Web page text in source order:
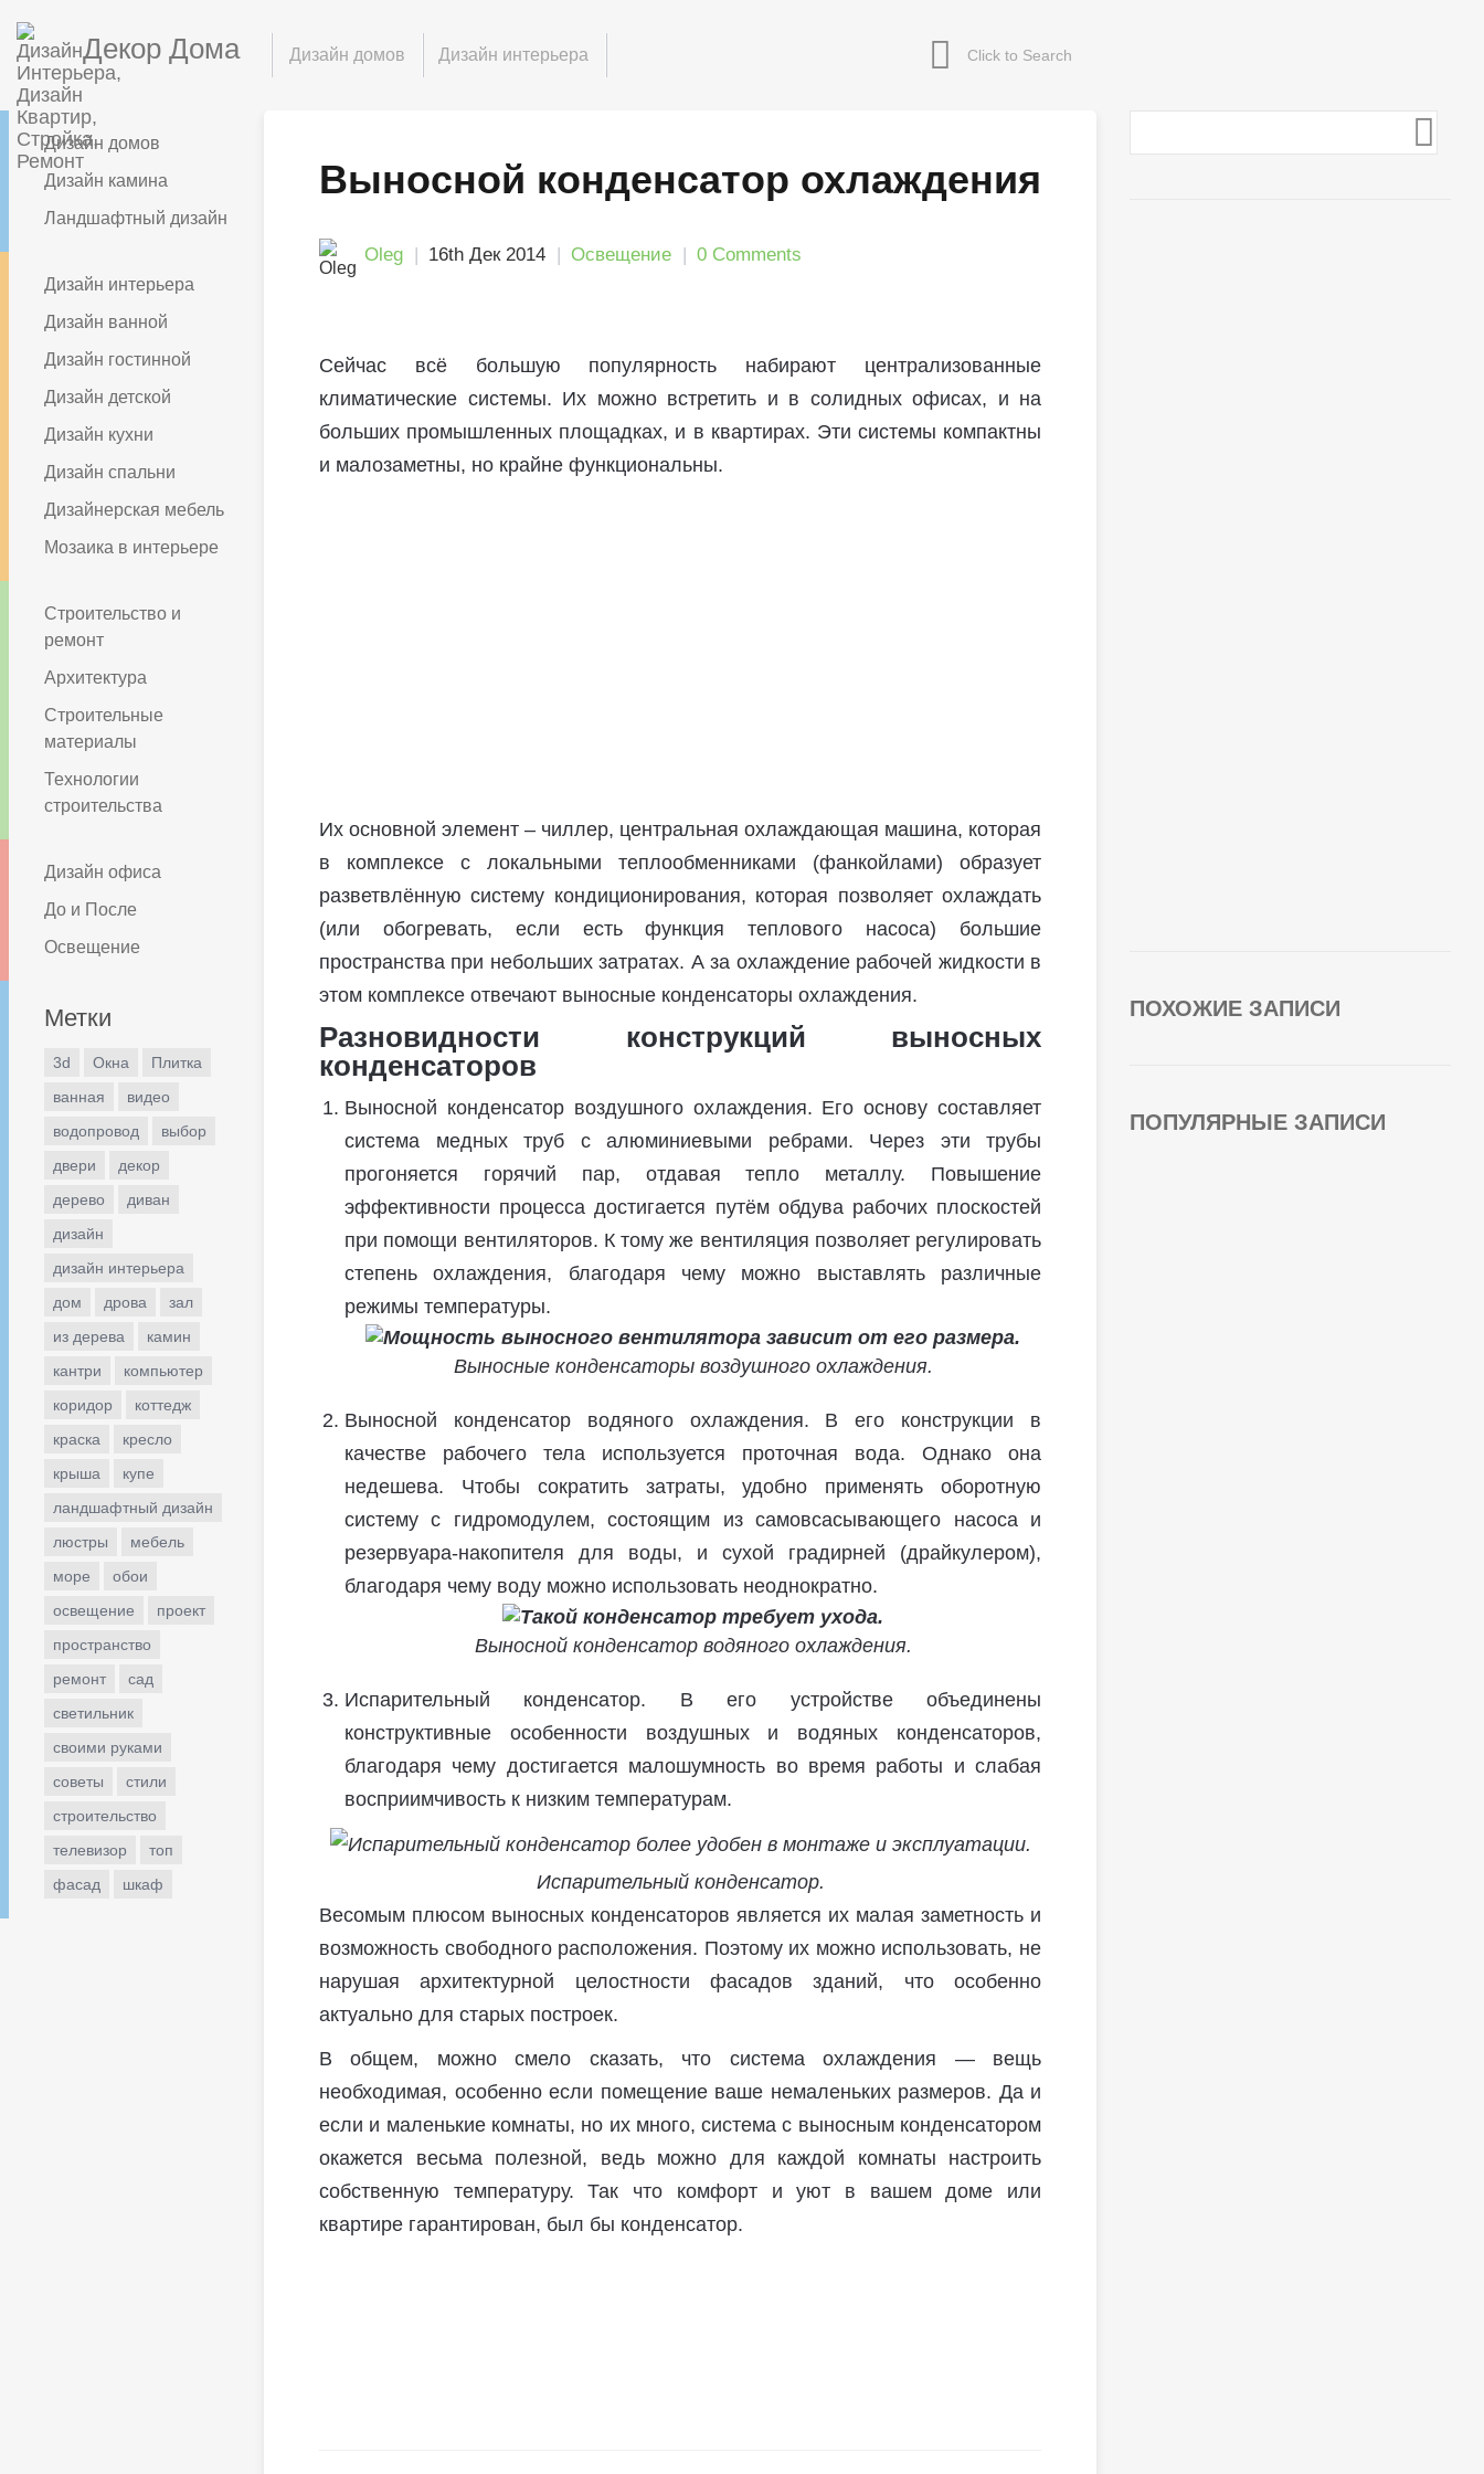
Декор Дома Дизайн домов Дизайн интерьера
Дизайн домов
Дизайн камина
Ландшафтный дизайн
Дизайн интерьера
Дизайн ванной
Дизайн гостинной
Дизайн детской
Дизайн кухни
Дизайн спальни
Дизайнерская мебель
Мозаика в интерьере
Строительство и
ремонт
Архитектура
Строительные
материалы
Технологии
строительства
Дизайн офиса
До и После
Освещение
Метки
3d Окна
Плитка
ванная
видео
водопровод
выбор
двери
декор
дерево
диван
дизайн
дизайн интерьера
дом
дрова
зал
из дерева
камин
кантри
компьютер
коридор
коттедж
краска
кресло
крыша
купе
ландшафтный дизайн
люстры
мебель
море
обои
освещение
проект
пространство
ремонт
сад
светильник
своими руками
советы
стили
строительство
телевизор
топ
фасад
шкаф
Выносной конденсатор охлаждения
Oleg 16th Дек 2014 Освещение 0 Comments
Сейчас всё большую популярность набирают централизованные
климатические системы. Их можно встретить и в солидных офисах, и на
больших промышленных площадках, и в квартирах. Эти системы компактны
и малозаметны, но крайне функциональны.
Их основной элемент – чиллер, центральная охлаждающая машина, которая
в комплексе с локальными теплообменниками (фанкойлами) образует
разветвлённую систему кондиционирования, которая позволяет охлаждать
(или обогревать, если есть функция теплового насоса) большие
пространства при небольших затратах. А за охлаждение рабочей жидкости в
этом комплексе отвечают выносные конденсаторы охлаждения.
Разновидности конструкций выносных
конденсаторов
Выносной конденсатор воздушного охлаждения. Его основу составляет
система медных труб с алюминиевыми ребрами. Через эти трубы
прогоняется горячий пар, отдавая тепло металлу. Повышение
эффективности процесса достигается путём обдува рабочих плоскостей
при помощи вентиляторов. К тому же вентиляция позволяет регулировать
степень охлаждения, благодаря чему можно выставлять различные
режимы температуры.
Выносные конденсаторы воздушного охлаждения.
Выносной конденсатор водяного охлаждения. В его конструкции в
качестве рабочего тела используется проточная вода. Однако она
недешева. Чтобы сократить затраты, удобно применять оборотную
систему с гидромодулем, состоящим из самовсасывающего насоса и
резервуара-накопителя для воды, и сухой градирней (драйкулером),
благодаря чему воду можно использовать неоднократно.
Выносной конденсатор водяного охлаждения.
Испарительный конденсатор. В его устройстве объединены
конструктивные особенности воздушных и водяных конденсаторов,
благодаря чему достигается малошумность во время работы и слабая
восприимчивость к низким температурам.
Испарительный конденсатор.
Весомым плюсом выносных конденсаторов является их малая заметность и
возможность свободного расположения. Поэтому их можно использовать, не
нарушая архитектурной целостности фасадов зданий, что особенно
актуально для старых построек.
В общем, можно смело сказать, что система охлаждения — вещь
необходимая, особенно если помещение ваше немаленьких размеров. Да и
если и маленькие комнаты, но их много, система с выносным конденсатором
окажется весьма полезной, ведь можно для каждой комнаты настроить
собственную температуру. Так что комфорт и уют в вашем доме или
квартире гарантирован, был бы конденсатор.
ПОХОЖИЕ ЗАПИСИ
ПОПУЛЯРНЫЕ ЗАПИСИ